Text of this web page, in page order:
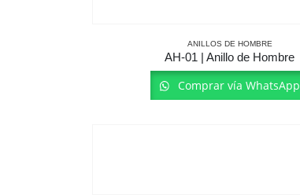
ANILLOS DE HOMBRE
AH-01 | Anillo de Hombre
Comprar vía WhatsApp